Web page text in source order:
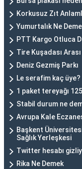
Korkusuz Zıt
Yumurtalık Ne
PTT Kargo Otluca
Tire Kuşadası
Deniz Gezmiş Parkı
Le serafim kaç üye?
1 paket tereyağı
Stabil durum ne
Avrupa Kale
Başkent
Sağlık Yerleşkesi
Twitter hesabı
Rika Ne Demek